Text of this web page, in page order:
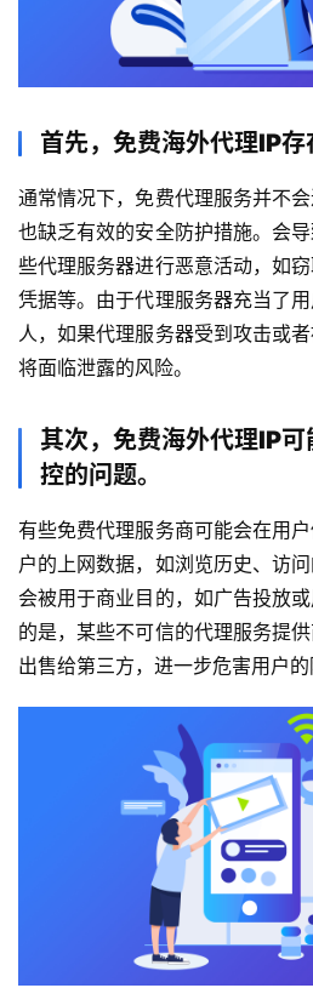
首先，免费海外代理IP存
通常情况下，免费代理服务并不会
也缺乏有效的安全防护措施。会
些代理服务器进行恶意活动，如
凭据等。由于代理服务器充当了
人，如果代理服务器受到攻击或
将面临泄露的风险。
其次，免费海外代理IP
控的问题。
有些免费代理服务商可能会在用
户的上网数据，如浏览历史、访
会被用于商业目的，如广告投放
的是，某些不可信的代理服务提
出售给第三方，进一步危害用户的